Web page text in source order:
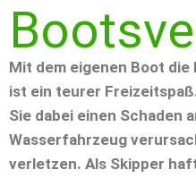
Mit dem eigenen Boot
ist ein teurer
Sie dabei einen Schaden
Wasserfahrzeug
verletzen. Als Skipper